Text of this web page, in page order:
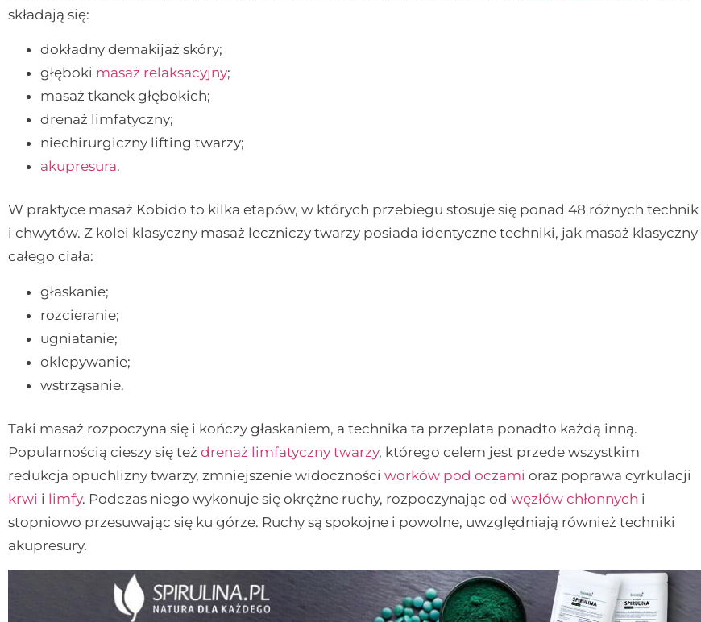
składają się:
dokładny demakijaż skóry;
głęboki masaż relaksacyjny;
masaż tkanek głębokich;
drenaż limfatyczny;
niechirurgiczny lifting twarzy;
akupresura.
W praktyce masaż Kobido to kilka etapów, w których przebiegu stosuje się ponad 48 różnych technik
i chwytów. Z kolei klasyczny masaż leczniczy twarzy posiada identyczne techniki, jak masaż klasyczny
całego ciała:
głaskanie;
rozcieranie;
ugniatanie;
oklepywanie;
wstrząsanie.
Taki masaż rozpoczyna się i kończy głaskaniem, a technika ta przeplata ponadto każdą inną.
Popularnością cieszy się też drenaż limfatyczny twarzy, którego celem jest przede wszystkim
redukcja opuchlizny twarzy, zmniejszenie widoczności worków pod oczami oraz poprawa cyrkulacji
krwi i limfy. Podczas niego wykonuje się okrężne ruchy, rozpoczynając od węzłów chłonnych i
stopniowo przesuwając się ku górze. Ruchy są spokojne i powolne, uwzględniają również techniki
akupresury.